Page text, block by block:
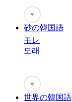
♥
砂の韓国語
モレ
모래
♥
世界の韓国語